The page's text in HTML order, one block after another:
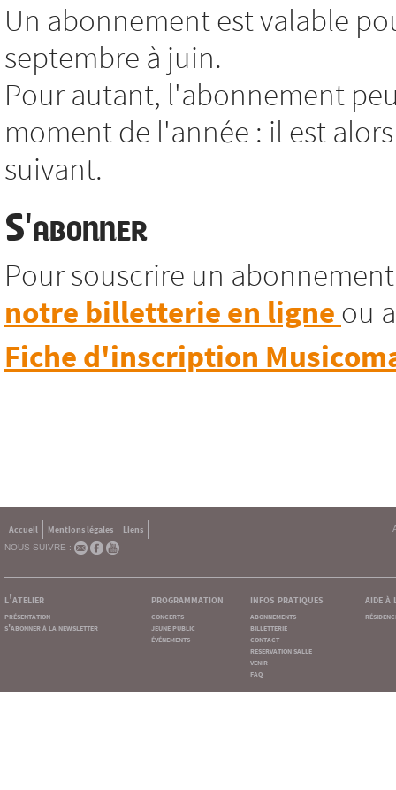
Un abonnement est valable
septembre à juin.
Pour autant, l'abonnement
moment de l'année : il est
suivant.
S'abonner
Pour souscrire un
notre billetterie en ligne ou
Fiche d'inscription
Accueil Mentions légales
Liens
NOUS SUIVRE :
l'atelier
présentation
s'abonner à la newsletter
programmation
concerts
jeune public
événements
infos pratiques
abonnements
billetterie
contact
reservation salle
venir
faq
aide